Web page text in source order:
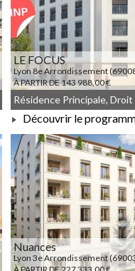
LE FOCUS
Lyon 8e Arrondissement
À PARTIR DE 143 988,00 €
À PARTIR DE 143
Découvrir le
Nuances
Lyon 3e Arrondissement